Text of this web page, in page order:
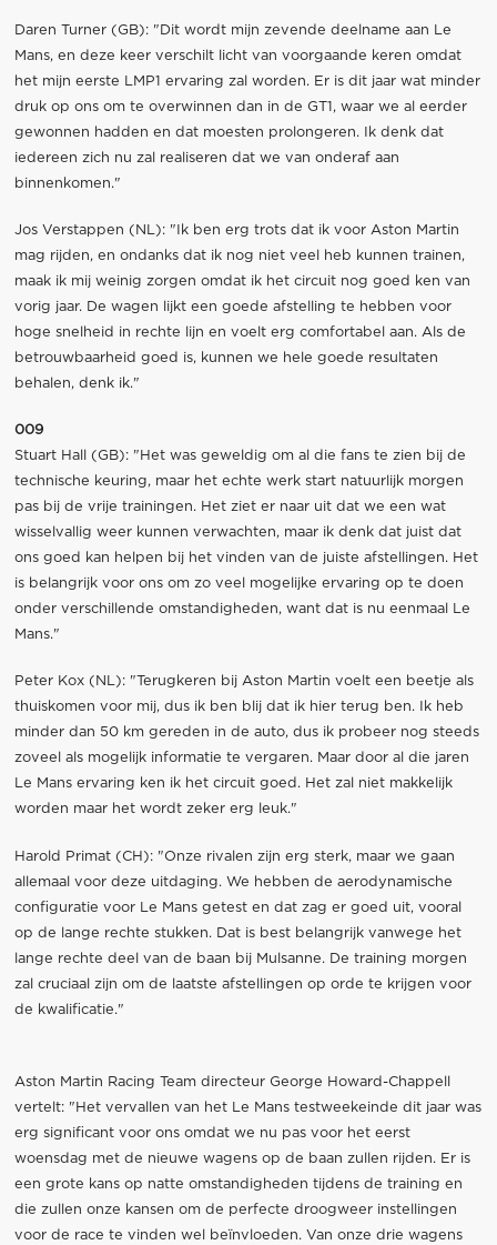
Daren Turner (GB): "Dit wordt mijn zevende deelname aan Le
Mans, en deze keer verschilt licht van voorgaande keren omdat
het mijn eerste LMP1 ervaring zal worden. Er is dit jaar wat minder
druk op ons om te overwinnen dan in de GT1, waar we al eerder
gewonnen hadden en dat moesten prolongeren. Ik denk dat
iedereen zich nu zal realiseren dat we van onderaf aan
binnenkomen."
Jos Verstappen (NL): "Ik ben erg trots dat ik voor Aston Martin
mag rijden, en ondanks dat ik nog niet veel heb kunnen trainen,
maak ik mij weinig zorgen omdat ik het circuit nog goed ken van
vorig jaar. De wagen lijkt een goede afstelling te hebben voor
hoge snelheid in rechte lijn en voelt erg comfortabel aan. Als de
betrouwbaarheid goed is, kunnen we hele goede resultaten
behalen, denk ik."
009
Stuart Hall (GB): "Het was geweldig om al die fans te zien bij de
technische keuring, maar het echte werk start natuurlijk morgen
pas bij de vrije trainingen. Het ziet er naar uit dat we een wat
wisselvallig weer kunnen verwachten, maar ik denk dat juist dat
ons goed kan helpen bij het vinden van de juiste afstellingen. Het
is belangrijk voor ons om zo veel mogelijke ervaring op te doen
onder verschillende omstandigheden, want dat is nu eenmaal Le
Mans."
Peter Kox (NL): "Terugkeren bij Aston Martin voelt een beetje als
thuiskomen voor mij, dus ik ben blij dat ik hier terug ben. Ik heb
minder dan 50 km gereden in de auto, dus ik probeer nog steeds
zoveel als mogelijk informatie te vergaren. Maar door al die jaren
Le Mans ervaring ken ik het circuit goed. Het zal niet makkelijk
worden maar het wordt zeker erg leuk."
Harold Primat (CH): "Onze rivalen zijn erg sterk, maar we gaan
allemaal voor deze uitdaging. We hebben de aerodynamische
configuratie voor Le Mans getest en dat zag er goed uit, vooral
op de lange rechte stukken. Dat is best belangrijk vanwege het
lange rechte deel van de baan bij Mulsanne. De training morgen
zal cruciaal zijn om de laatste afstellingen op orde te krijgen voor
de kwalificatie."
Aston Martin Racing Team directeur George Howard-Chappell
vertelt: "Het vervallen van het Le Mans testweekeinde dit jaar was
erg significant voor ons omdat we nu pas voor het eerst
woensdag met de nieuwe wagens op de baan zullen rijden. Er is
een grote kans op natte omstandigheden tijdens de training en
die zullen onze kansen om de perfecte droogweer instellingen
voor de race te vinden wel beïnvloeden. Van onze drie wagens